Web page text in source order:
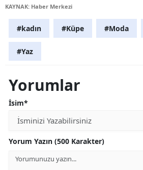
KAYNAK: Haber Merkezi
#kadın #Küpe #Moda
#Yaz
Yorumlar
İsim*
Yorum Yazın (500 Karakter)